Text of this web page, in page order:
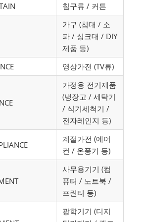
침구류 / 커튼
가구 (침대 / 소
파 / 싱크대 / DIY
제품 등)
영상가전 (TV류)
가정용 전기제품
(냉장고 / 세탁기
/ 식기세척기 /
전자레인지 등)
계절가전 (에어
컨 / 온풍기 등)
사무용기기 (컴
퓨터 / 노트북 /
프린터 등)
광학기기 (디지